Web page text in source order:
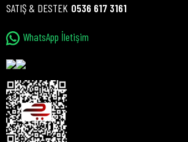
SATIŞ & DESTEK 0536 617 3161
WhatsApp İletişim